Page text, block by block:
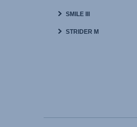
SMILE III
STRIDER M